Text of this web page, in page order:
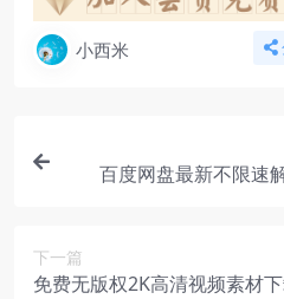
小西米
百度网盘最新不限速
下一篇
免费无版权2K高清视频素材